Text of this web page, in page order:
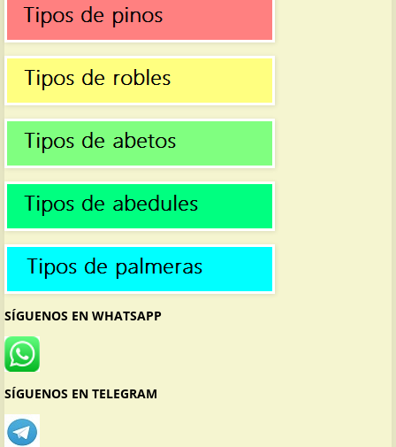
SÍGUENOS EN WHATSAPP
SÍGUENOS EN TELEGRAM